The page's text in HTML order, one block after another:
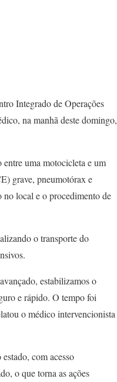
Integrado de Operações
na manhã deste domingo,
uma motocicleta e um
grave, pneumotórax e
no local e o procedimento de
o transporte do
estabilizamos o
e rápido. O tempo foi
o médico intervencionista
com acesso
o que torna as ações